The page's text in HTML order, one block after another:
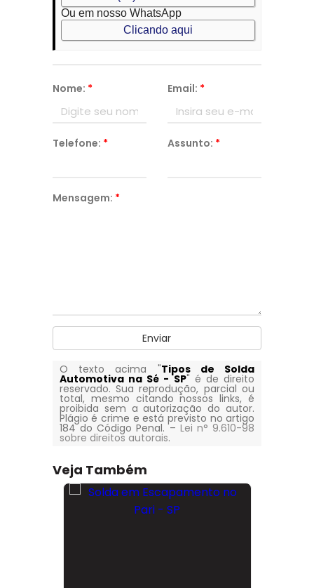
Ou em nosso WhatsApp
Clicando aqui
Nome: * Email: *
Telefone: * Assunto: *
Mensagem: *
Enviar
O texto acima "Tipos de Solda
Automotiva na Sé - SP" é de direito
reservado. Sua reprodução, parcial ou
total, mesmo citando nossos links, é
proibida sem a autorização do autor.
Plágio é crime e está previsto no artigo
184 do Código Penal. – Lei n° 9.610-98
sobre direitos autorais.
Veja Também